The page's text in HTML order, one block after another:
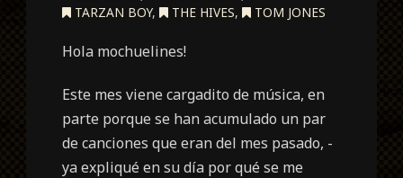
TARZAN BOY, THE HIVES, TOM JONES
Hola mochuelines!
Este mes viene cargadito de música, en
parte porque se han acumulado un par
de canciones que eran del mes pasado, -
ya expliqué en su día por qué se me